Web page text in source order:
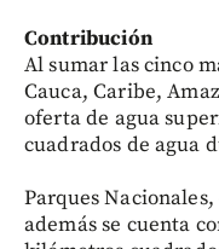
Contribución
Al sumar las cinco
Cauca, Caribe,
oferta de agua
cuadrados de agua
Parques
además se cuenta